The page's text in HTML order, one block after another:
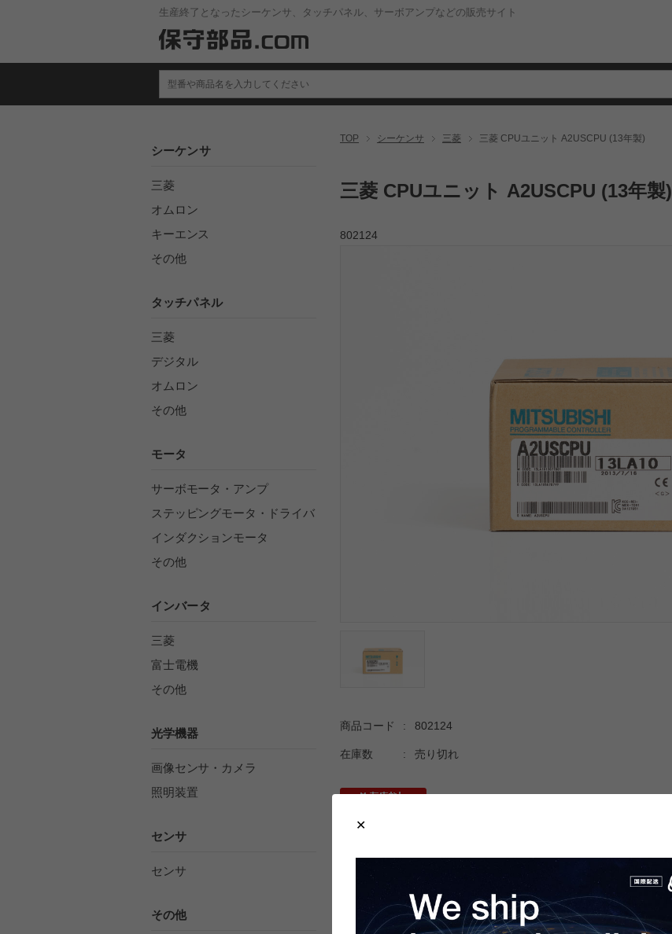
生産終了となったシーケンサ、タッチパネル、サーボアンプなどの販売サイト
TOP シーケンサ 三菱 三菱 CPUユニット A2USCPU (13年製)
三菱 CPUユニット A2USCPU (13年製)
802124
商品コード : 802124
在庫数 : 売り切れ
商品の概要と仕様
すでに生産終了している貴重な製品です。
入出力点数：512点(X/Y0〜1FF)
シーケンサ
三菱
オムロン
キーエンス
その他
タッチパネル
三菱
デジタル
オムロン
その他
モータ
サーボモータ・アンプ
ステッピングモータ・ドライバ
インダクションモータ
その他
インバータ
三菱
富士電機
その他
光学機器
画像センサ・カメラ
照明装置
センサ
センサ
その他